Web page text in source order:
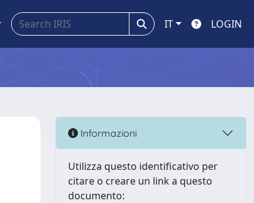
IT LOGIN
Informazioni
Utilizza questo identificativo per
citare o creare un link a questo
documento: